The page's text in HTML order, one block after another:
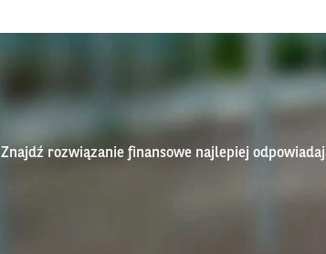
Znajdź rozwiązanie finansowe najlepiej